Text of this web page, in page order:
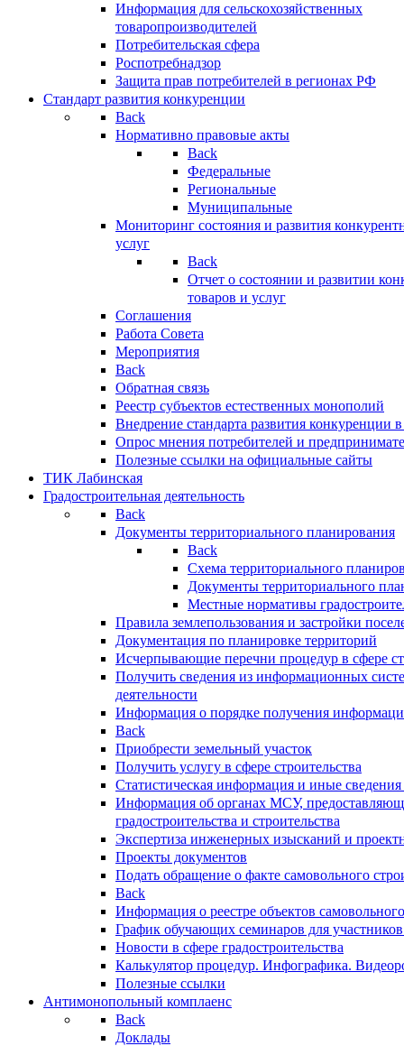
Информация для сельскохозяйственных
товаропроизводителей
Потребительская сфера
Роспотребнадзор
Защита прав потребителей в регионах РФ
Стандарт развития конкуренции
Back
Нормативно правовые акты
Back
Федеральные
Региональные
Муниципальные
Мониторинг состояния и развития
услуг
Back
Отчет о состоянии и развитии
товаров и услуг
Соглашения
Работа Совета
Мероприятия
Back
Обратная связь
Реестр субъектов естественных монополий
Внедрение стандарта развития конкуренции
Опрос мнения потребителей и
Полезные ссылки на официальные сайты
ТИК Лабинская
Градостроительная деятельность
Back
Документы территориального планирования
Back
Схема территориального
Документы территориального
Местные нормативы
Правила землепользования и застройки
Документация по планировке территорий
Исчерпывающие перечни процедур в сфере
Получить сведения из информационных
деятельности
Информация о порядке получения
Back
Приобрести земельный участок
Получить услугу в сфере строительства
Статистическая информация и иные сведения
Информация об органах МСУ,
градостроительства и строительства
Экспертиза инженерных изысканий и
Проекты документов
Подать обращение о факте самовольного
Back
Информация о реестре объектов
График обучающих семинаров для участников
Новости в сфере градостроительства
Калькулятор процедур. Инфографика.
Полезные ссылки
Антимонопольный комплаенс
Back
Доклады